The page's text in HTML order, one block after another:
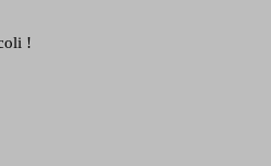
!